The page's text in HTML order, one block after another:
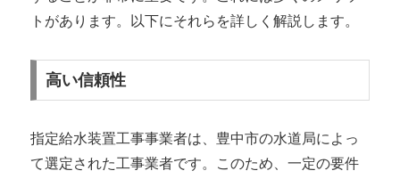
トがあります。以下にそれらを詳しく解説します。
高い信頼性
指定給水装置工事事業者は、豊中市の水道局によっ
て選定された工事業者です。このため、一定の要件